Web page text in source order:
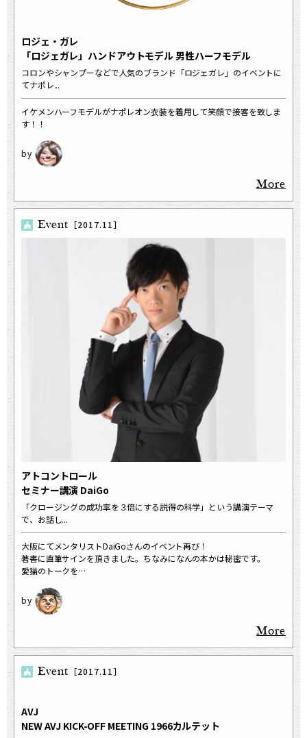
ロジェ・ガレ
「ロジェガレ」ハンドアウトモデル 男性ハーフモデル
コロンやシャンプーなどで人気のブランド「ロジェガレ」のイベントに
てナポレ...
イケメンハーフモデルがナポレオン衣装を着用して笑顔で接客を致しま
す！！
More
Event ［2017.11］
アトコントロール
セミナー講演 DaiGo
「クロージングの成功率を３倍にする説得の科学」という講演テーマ
で、お話し...
大阪にてメンタリストDaiGoさんのイベント再び！
著書に直筆サインを頂きました。ちなみになんの本かは秘密です。
愛猫のトークを…
More
Event ［2017.11］
AVJ
NEW AVJ KICK-OFF MEETING 1966カルテット